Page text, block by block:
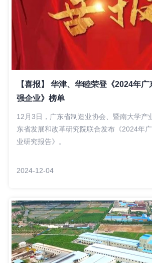
【喜报】 华津、华睦荣登《2024年
强企业》榜单
12月3日，广东省制造业协会、暨南大学产
东省发展和改革研究院联合发布《2024年
业研究报告》。
2024-12-04